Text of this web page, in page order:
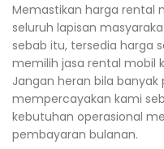
Memastikan harga rental
seluruh lapisan
sebab itu, tersedia harga
memilih jasa rental mobil
Jangan heran bila banyak
mempercayakan kami
kebutuhan operasional
pembayaran bulanan.